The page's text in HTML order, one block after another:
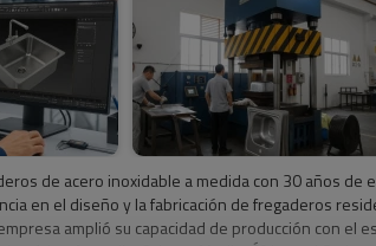
de acero inoxidable a medida con 30 años
en el diseño y la fabricación de fregaderos
amplió su capacidad de producción con el